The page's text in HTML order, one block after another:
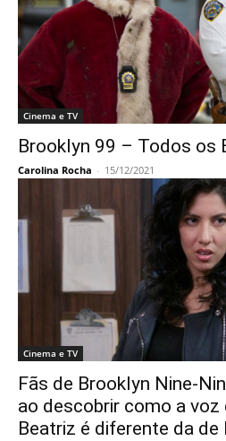
Cinema e TV
Brooklyn 99 – Todos os
Carolina Rocha - 15/12/2021
Cinema e TV
Fãs de Brooklyn Nine-
ao descobrir como a voz
Beatriz é diferente da de